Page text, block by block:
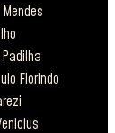
Florindo